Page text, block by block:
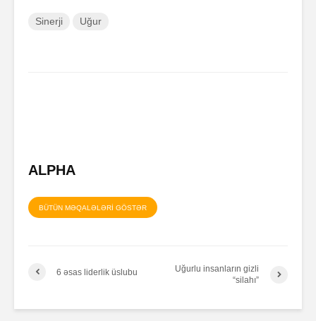
Sinerji Uğur
ALPHA
BÜTÜN MƏQALƏLƏRİ GÖSTƏR
6 əsas liderlik üslubu
Uğurlu insanların gizli
“silahı”